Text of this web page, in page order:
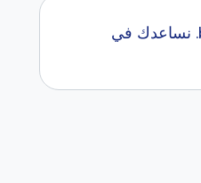
إبحث عن أفضل سكن طلاب قرب Toronto School of Management مع كاسيتا في اكثر من 0 buildings. نساعدك في